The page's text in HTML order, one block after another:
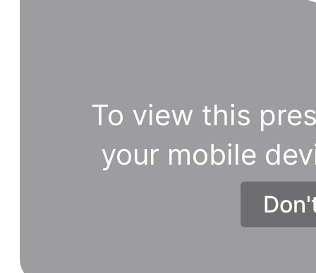
To view this
your mobile